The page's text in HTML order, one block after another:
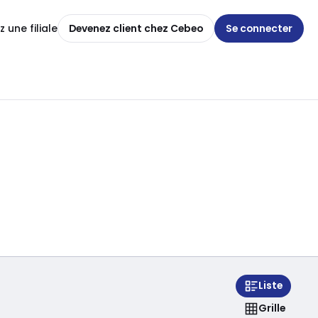
une filiale Devenez client chez Cebeo Se connecter
Liste
Grille